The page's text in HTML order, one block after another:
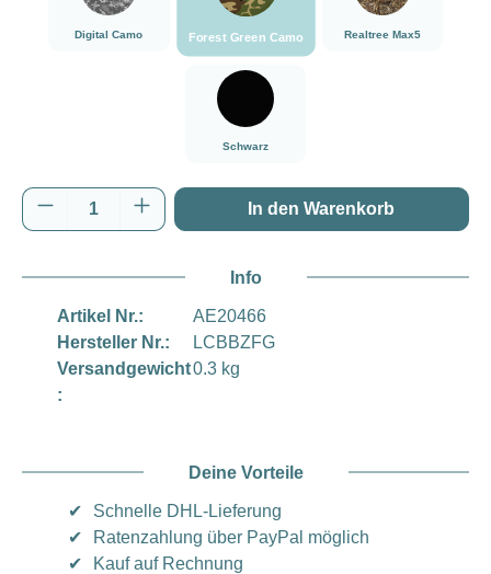
Digital Camo Forest Green Camo Realtree Max5
Schwarz
###Schwarz###LensCoat
Produkt Anzahl: Gib den gewünschten
In den Warenkorb
Info
Artikel Nr.:
AE20466
Hersteller Nr.:
LCBBZFG
Versandgewicht
:
0.3 kg
Deine Vorteile
✔
Schnelle DHL-Lieferung
✔
Ratenzahlung über PayPal möglich
✔
Kauf auf Rechnung